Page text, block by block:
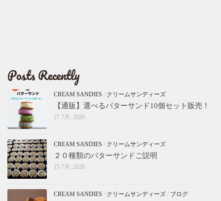
Posts Recently
CREAM SANDIES / クリームサンディーズ
【通販】選べるバターサンド10個セット販売！
27 7月, 2026
CREAM SANDIES / クリームサンディーズ
２０種類のバターサンドご説明
15 7月, 2026
CREAM SANDIES / クリームサンディーズ / ブログ